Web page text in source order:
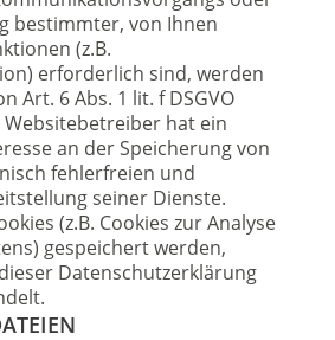
bestimmter, von Ihnen
(z.B.
erforderlich sind, werden
Art. 6 Abs. 1 lit. f DSGVO
hat ein
an der Speicherung von
fehlerfreien und
seiner Dienste.
(z.B. Cookies zur Analyse
gespeichert werden,
Datenschutzerklärung